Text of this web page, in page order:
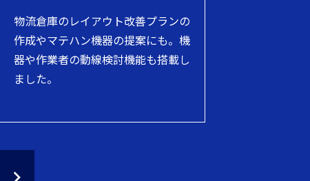
物流倉庫のレイアウト改善プランの
作成やマテハン機器の提案にも。機
器や作業者の動線検討機能も搭載し
ました。